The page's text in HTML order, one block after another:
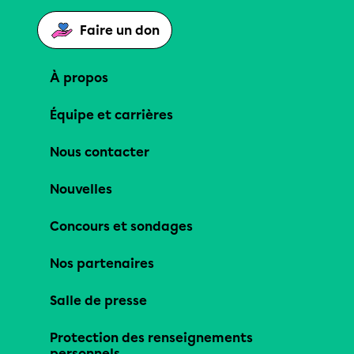
Faire un don
À propos
Équipe et carrières
Nous contacter
Nouvelles
Concours et sondages
Nos partenaires
Salle de presse
Protection des renseignements